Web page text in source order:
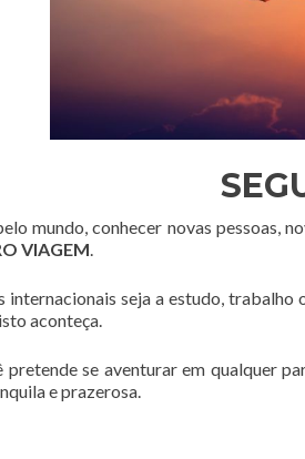
mundo, conhecer novas pessoas,
VIAGEM.
internacionais seja a estudo, trabalho
aconteça.
pretende se aventurar em qualquer
e prazerosa.